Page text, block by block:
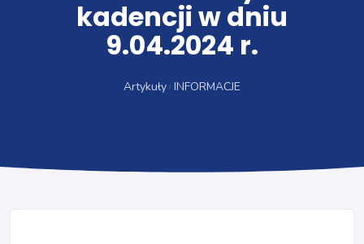
kadencji w dniu
9.04.2024 r.
Artykuły INFORMACJE